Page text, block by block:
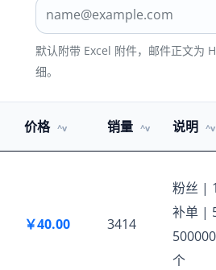
默认附带 Excel 附件，邮件正文为
细。
价格 销量 说明
￥40.00 3414
粉丝 |
补单 |
个